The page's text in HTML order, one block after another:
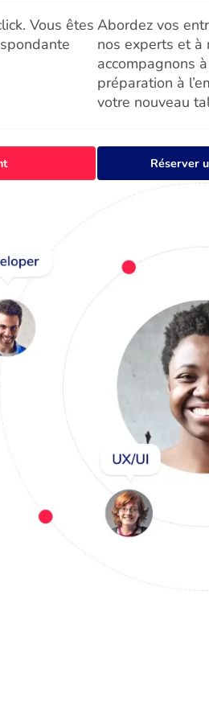
Vous êtes Abordez vos
nos experts et à
accompagnons
préparation à
votre nouveau
Réserver